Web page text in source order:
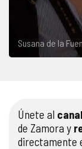
Susana de la
Únete al
de Zamora y
directamente